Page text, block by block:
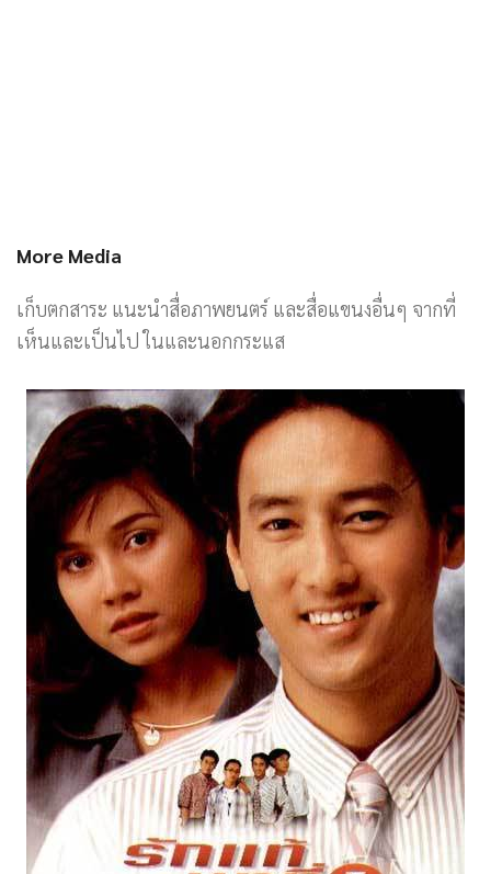
More Media
เก็บตกสาระ แนะนำสื่อภาพยนตร์ และสื่อแขนงอื่นๆ จากที่
เห็นและเป็นไป ในและนอกกระแส